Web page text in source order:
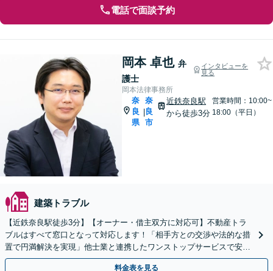
電話で面談予約
岡本 卓也 弁
護士
インタビューを
見る
岡本法律事務所
奈
良
県
|
奈
良
市
近鉄奈良駅
から徒歩3分
営業時間：10:00~
18:00（平日）
建築トラブル
【近鉄奈良駅徒歩3分】【オーナー・借主双方に対応可】不動産トラ
ブルはすべて窓口となって対応します！「相手方との交渉や法的な措
置で円満解決を実現」他士業と連携したワンストップサービスで安心
／顧問契約のご相談も承ります
料金表を見る